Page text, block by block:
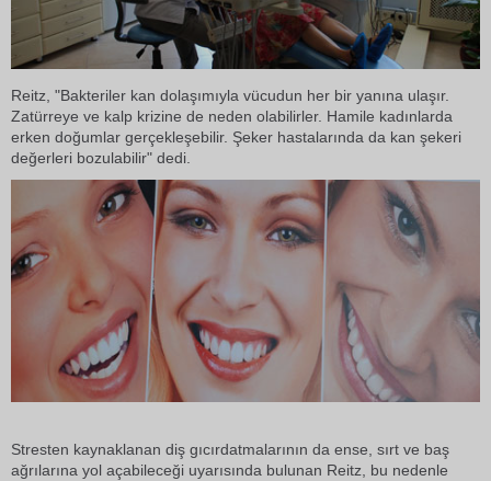
Reitz, "Bakteriler kan dolaşımıyla vücudun her bir yanına ulaşır.
Zatürreye ve kalp krizine de neden olabilirler. Hamile kadınlarda
erken doğumlar gerçekleşebilir. Şeker hastalarında da kan şekeri
değerleri bozulabilir" dedi.
Stresten kaynaklanan diş gıcırdatmalarının da ense, sırt ve baş
ağrılarına yol açabileceği uyarısında bulunan Reitz, bu nedenle